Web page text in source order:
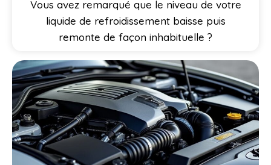
Vous avez remarqué que le niveau de votre
liquide de refroidissement baisse puis
remonte de façon inhabituelle ?